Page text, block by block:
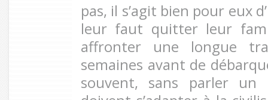
pas, il s’agit bien pour eux
leur faut quitter leur
affronter une longue
semaines avant de
souvent, sans parler